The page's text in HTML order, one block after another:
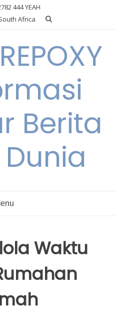
444 YEAH
Africa
Berita
Waktu